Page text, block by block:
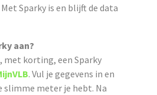
Sparky is en blijft de data
aan?
met korting, een Sparky
. Vul je gegevens in en
slimme meter je hebt. Na